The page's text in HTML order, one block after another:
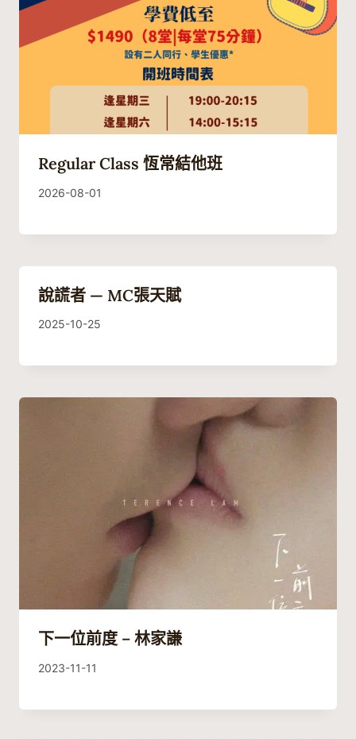
Regular Class 恆常結他班
By
2026-08-01
說謊者 — MC張天賦
By
2025-10-25
下一位前度 – 林家謙
By
2023-11-11